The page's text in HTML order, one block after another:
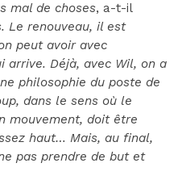
mal de choses, a-t-il
Le renouveau, il est
peut avoir avec
arrive. Déjà, avec Wil, on a
philosophie du poste de
dans le sens où le
mouvement, doit être
haut… Mais, au final,
pas prendre de but et